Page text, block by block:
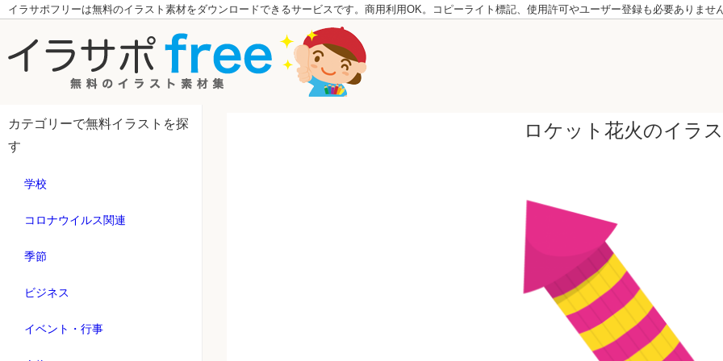
イラサポフリーは無料のイラスト素材をダウンロードできるサービスです。商用利用OK。コピーライト標記、使用許可やユーザー登録も必要ありません
カテゴリーで無料イラストを探
す
学校
コロナウイルス関連
季節
ビジネス
イベント・行事
ロケット花火のイラ